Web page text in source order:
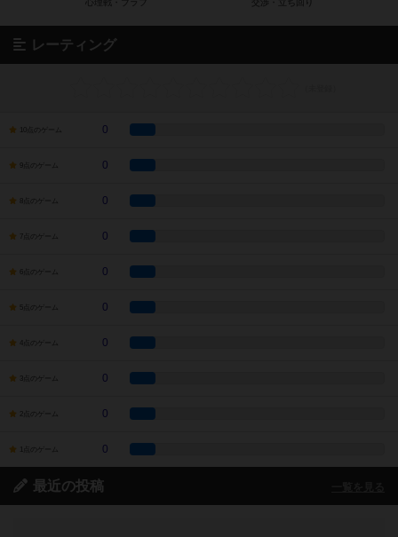
レーティング
10点のゲーム 0
9点のゲーム 0
8点のゲーム 0
7点のゲーム 0
6点のゲーム 0
5点のゲーム 0
4点のゲーム 0
3点のゲーム 0
2点のゲーム 0
1点のゲーム 0
最近の投稿